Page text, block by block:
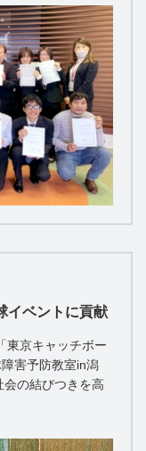
イベントに貢献
東京キャッチボー
害予防教室in潟
の結びつきを高